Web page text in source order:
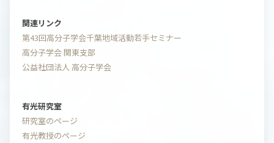
関連リンク
第43回高分子学会千葉地域活動若手セミナー
高分子学会 関東支部
公益社団法人 高分子学会
有光研究室
研究室のページ
有光教授のページ